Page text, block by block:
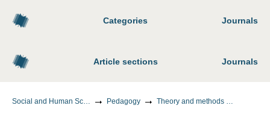
Categories Journals
Article sections Journals
Social and Human Sciences Pedagogy Theory and methods of teaching and upbringing (by areas and levels of education)